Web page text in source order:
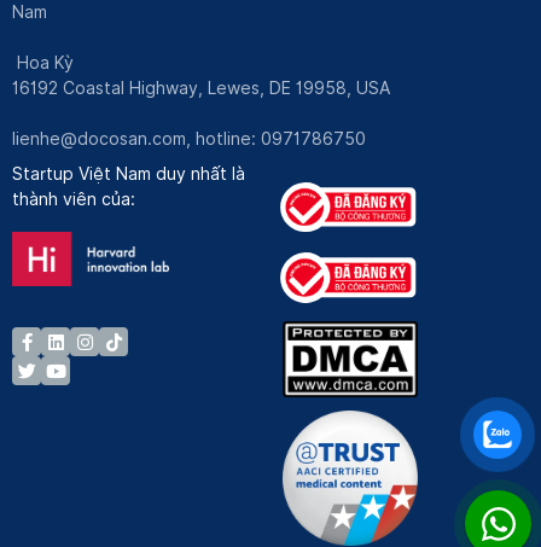
Nam
Hoa Kỳ
16192 Coastal Highway, Lewes, DE 19958, USA
lienhe@docosan.com , hotline: 0971786750
Startup Việt Nam duy nhất là
thành viên của: